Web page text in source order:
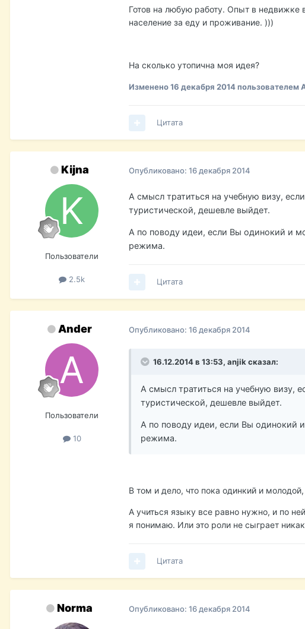
Готов на любую работу. Опыт в недвижке
население за еду и проживание. )))
На сколько утопична моя идея?
Изменено16 декабря 2014пользователем
Цитата
Kijna
Пользователи
2.5k
Опубликовано: 16 декабря 2014
А смысл тратиться на учебную визу,
туристической, дешевле выйдет.
А по поводу идеи, если Вы одинокий и
режима.
Цитата
Ander
Пользователи
10
Опубликовано: 16 декабря 2014
16.12.2014 в 13:53, anjik сказал:
А смысл тратиться на учебную визу,
туристической, дешевле выйдет.
А по поводу идеи, если Вы одинокий
режима.
В том и дело, что пока одинкий и
А учиться языку все равно нужно, и по
я понимаю. Или это роли не сыграет
Цитата
Norma Опубликовано: 16 декабря 2014